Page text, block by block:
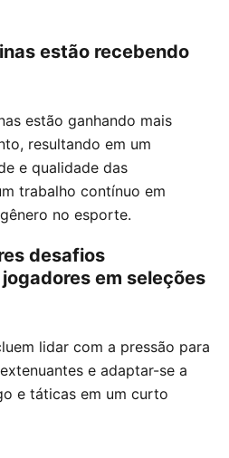
estão recebendo
estão ganhando mais
resultando em um
e qualidade das
trabalho contínuo em
no esporte.
desafios
em seleções
lidar com a pressão para
e adaptar-se a
e táticas em um curto